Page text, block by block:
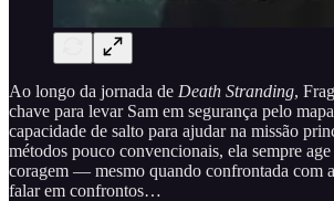
Ao longo da jornada de Death Stranding,
chave para levar Sam em segurança pelo
capacidade de salto para ajudar na missão
métodos pouco convencionais, ela sempre
coragem — mesmo quando confrontada com
falar em confrontos…